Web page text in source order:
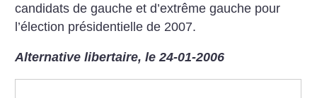
candidats de gauche et d’extrême gauche pour
l’élection présidentielle de 2007.
Alternative libertaire, le 24-01-2006